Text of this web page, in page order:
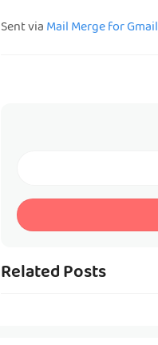
Sent viaMail Merge for Gmail
Related Posts